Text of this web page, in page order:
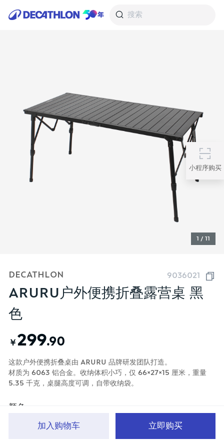
搜索
小程序购买
1 / 11
DECATHLON 9036021
ARURU户外便携折叠露营桌 黑
色
￥ 299.90
这款户外便携折叠桌由 ARURU 品牌研发团队打造。
材质为 6063 铝合金。收纳体积小巧，仅 66×27×15 厘米，重量
5.35 千克，桌腿高度可调，自带收纳袋。
颜色
加入购物车 立即购买